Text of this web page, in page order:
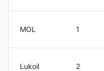
MOL 1
Lukoil 2